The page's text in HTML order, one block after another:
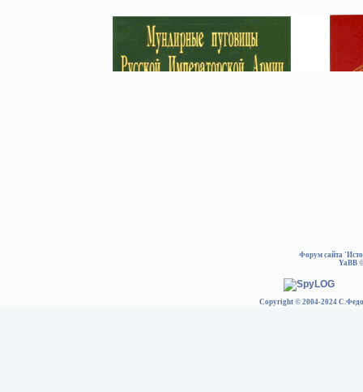
Форум сайта
YaBB
Copyright © 2004-2024